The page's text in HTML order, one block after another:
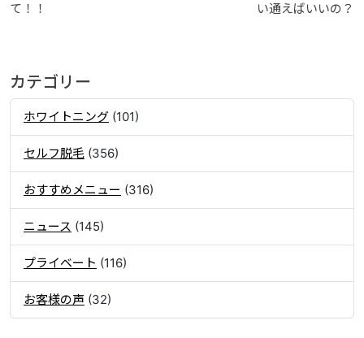
て！！
い通えばいいの？
カテゴリー
ホワイトニング (101)
セルフ脱毛 (356)
おすすめメニュー (316)
ニュース (145)
プライベート (116)
お客様の声 (32)